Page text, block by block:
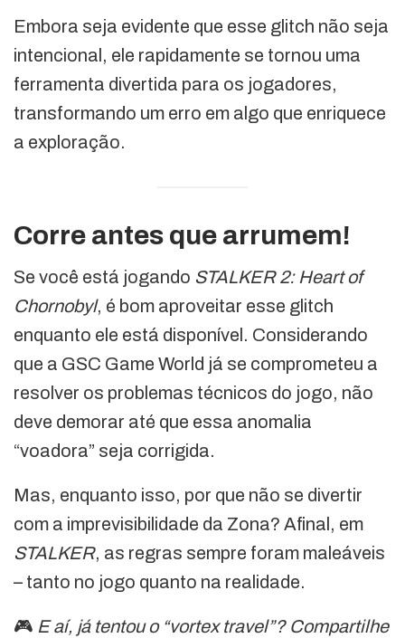
Embora seja evidente que esse glitch não seja
intencional, ele rapidamente se tornou uma
ferramenta divertida para os jogadores,
transformando um erro em algo que enriquece
a exploração.
Corre antes que arrumem!
Se você está jogando STALKER 2: Heart of
Chornobyl, é bom aproveitar esse glitch
enquanto ele está disponível. Considerando
que a GSC Game World já se comprometeu a
resolver os problemas técnicos do jogo, não
deve demorar até que essa anomalia
“voadora” seja corrigida.
Mas, enquanto isso, por que não se divertir
com a imprevisibilidade da Zona? Afinal, em
STALKER, as regras sempre foram maleáveis
– tanto no jogo quanto na realidade.
🎮 E aí, já tentou o “vortex travel”? Compartilhe